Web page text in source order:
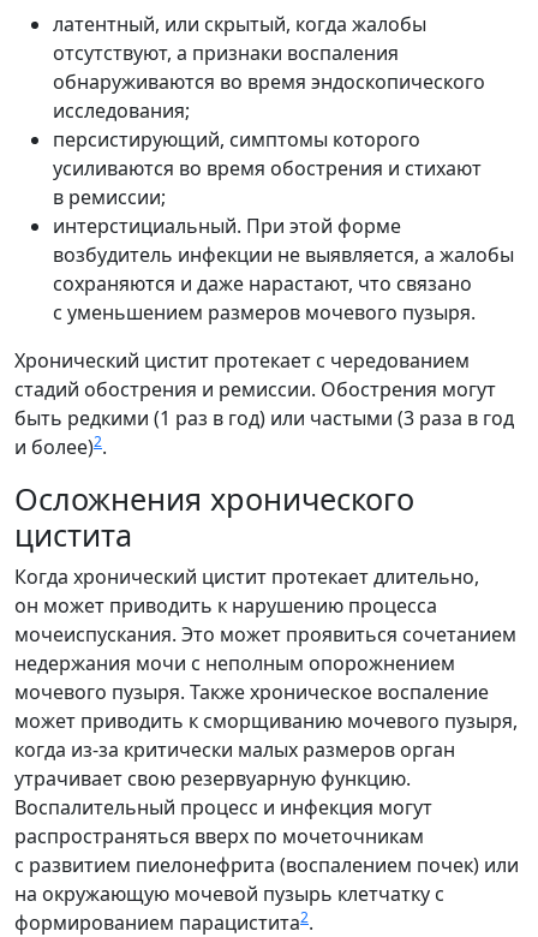
латентный, или скрытый, когда жалобы
отсутствуют, а признаки воспаления
обнаруживаются во время эндоскопического
исследования;
персистирующий, симптомы которого
усиливаются во время обострения и стихают
в ремиссии;
интерстициальный. При этой форме
возбудитель инфекции не выявляется, а жалобы
сохраняются и даже нарастают, что связано
с уменьшением размеров мочевого пузыря.
Хронический цистит протекает с чередованием
стадий обострения и ремиссии. Обострения могут
быть редкими (1 раз в год) или частыми (3 раза в год
и более)2.
Осложнения хронического
цистита
Когда хронический цистит протекает длительно,
он может приводить к нарушению процесса
мочеиспускания. Это может проявиться сочетанием
недержания мочи с неполным опорожнением
мочевого пузыря. Также хроническое воспаление
может приводить к сморщиванию мочевого пузыря,
когда из-за критически малых размеров орган
утрачивает свою резервуарную функцию.
Воспалительный процесс и инфекция могут
распространяться вверх по мочеточникам
с развитием пиелонефрита (воспалением почек) или
на окружающую мочевой пузырь клетчатку с
формированием парацистита2.